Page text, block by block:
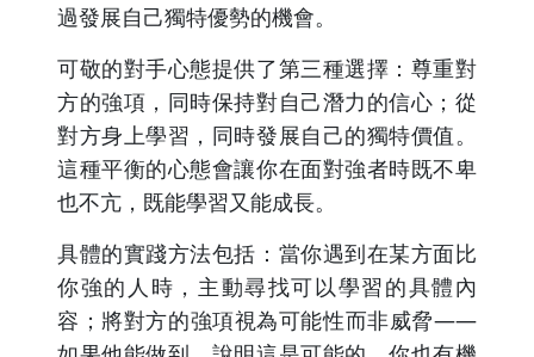
過發展自己獨特優勢的機會。
可敬的對手心態提供了第三種選擇：尊重對
方的強項，同時保持對自己潛力的信心；從
對方身上學習，同時發展自己的獨特價值。
這種平衡的心態會讓你在面對強者時既不卑
也不亢，既能學習又能成長。
具體的實踐方法包括：當你遇到在某方面比
你強的人時，主動尋找可以學習的具體內
容；將對方的強項視為可能性而非威脅——